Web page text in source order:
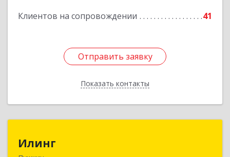
Клиентов на сопровождении 41
Отправить заявку
Показать контакты
Отправить заявку
Назад
Илинг